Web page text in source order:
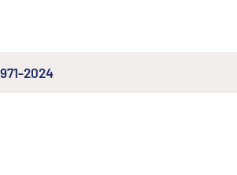
2024